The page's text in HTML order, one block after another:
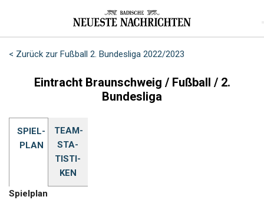
< Zurück zur Fußball 2. Bundesliga 2022/2023
Eintracht Braunschweig / Fußball / 2.
Bundesliga
SPIEL­
PLAN
TEAM-
STA­
TIS­TI­
KEN
Spielplan